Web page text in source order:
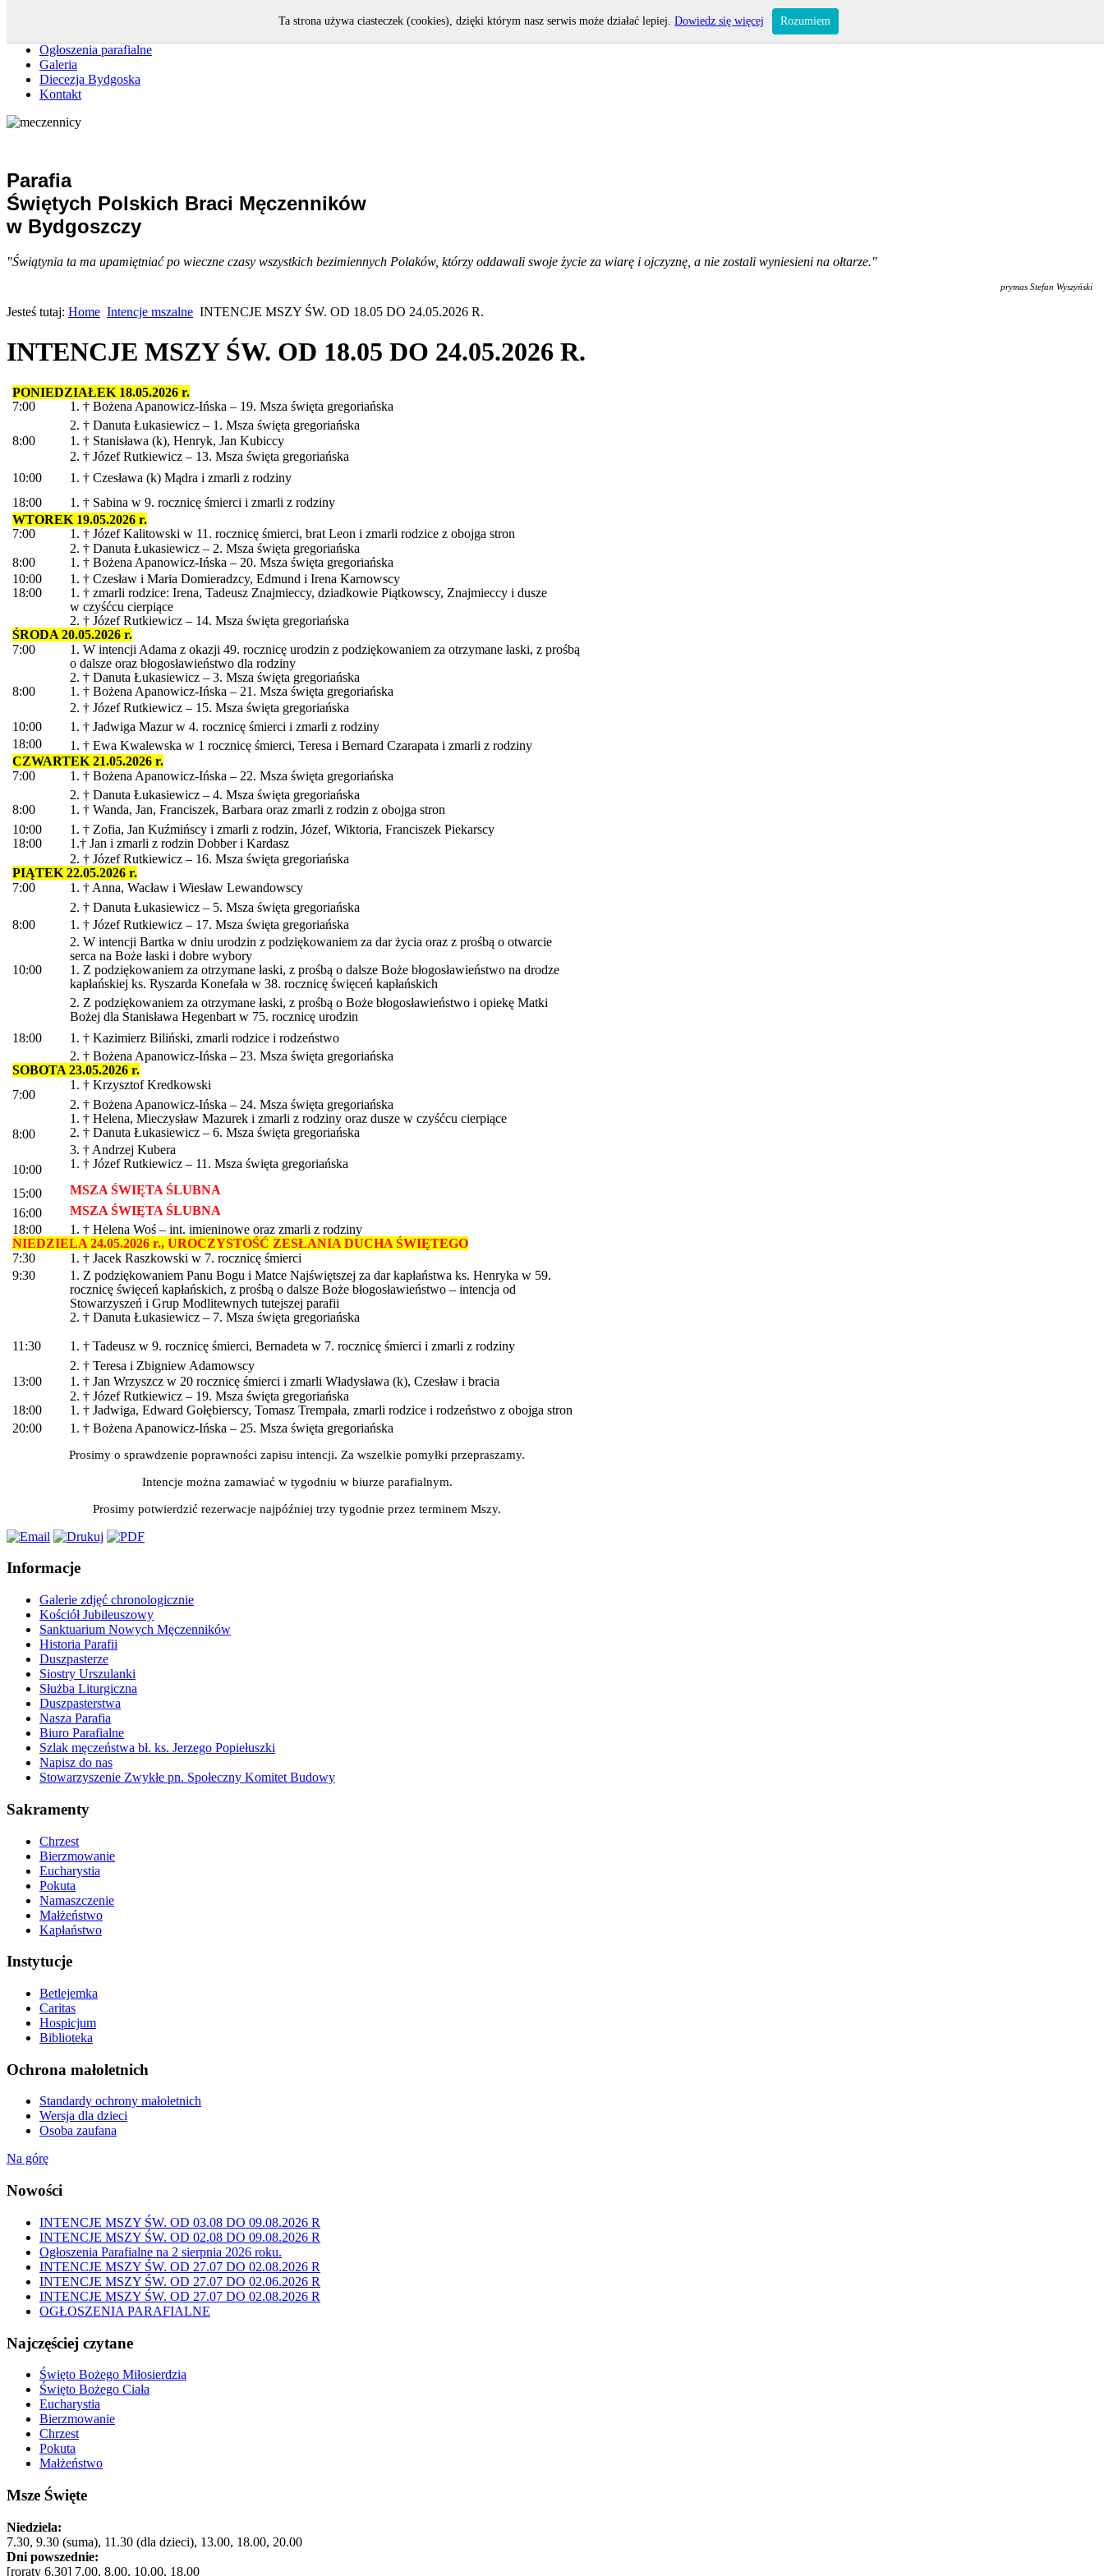
Ogłoszenia parafialne
Galeria
Diecezja Bydgoska
Kontakt
Parafia
Świętych Polskich Braci Męczenników
w Bydgoszczy
"Świątynia ta ma upamiętniać po wieczne czasy wszystkich bezimiennych Polaków, którzy oddawali swoje życie za wiarę i ojczyznę, a nie zostali wyniesieni na ołtarze."
prymas Stefan Wyszyński
Jesteś tutaj: Home Intencje mszalne INTENCJE MSZY ŚW. OD 18.05 DO 24.05.2026 R.
INTENCJE MSZY ŚW. OD 18.05 DO 24.05.2026 R.
PONIEDZIAŁEK 18.05.2026 r.
7:00
1. † Bożena Apanowicz-Ińska – 19. Msza święta gregoriańska
2. † Danuta Łukasiewicz – 1. Msza święta gregoriańska
8:00
1. † Stanisława (k), Henryk, Jan Kubiccy
2. † Józef Rutkiewicz – 13. Msza święta gregoriańska
10:00
1. † Czesława (k) Mądra i zmarli z rodziny
18:00
1. † Sabina w 9. rocznicę śmierci i zmarli z rodziny
WTOREK 19.05.2026 r.
7:00
1. † Józef Kalitowski w 11. rocznicę śmierci, brat Leon i zmarli rodzice z obojga stron
2. † Danuta Łukasiewicz – 2. Msza święta gregoriańska
8:00
1. † Bożena Apanowicz-Ińska – 20. Msza święta gregoriańska
10:00
1. † Czesław i Maria Domieradzcy, Edmund i Irena Karnowscy
18:00
1. † zmarli rodzice: Irena, Tadeusz Znajmieccy, dziadkowie Piątkowscy, Znajmieccy i dusze
w czyśćcu cierpiące
2. † Józef Rutkiewicz – 14. Msza święta gregoriańska
ŚRODA 20.05.2026 r.
7:00
1. W intencji Adama z okazji 49. rocznicę urodzin z podziękowaniem za otrzymane łaski, z prośbą
o dalsze oraz błogosławieństwo dla rodziny
2. † Danuta Łukasiewicz – 3. Msza święta gregoriańska
8:00
1. † Bożena Apanowicz-Ińska – 21. Msza święta gregoriańska
2. † Józef Rutkiewicz – 15. Msza święta gregoriańska
10:00
1. † Jadwiga Mazur w 4. rocznicę śmierci i zmarli z rodziny
18:00
1. † Ewa Kwalewska w 1 rocznicę śmierci, Teresa i Bernard Czarapata i zmarli z rodziny
CZWARTEK 21.05.2026 r.
7:00
1. † Bożena Apanowicz-Ińska – 22. Msza święta gregoriańska
2. † Danuta Łukasiewicz – 4. Msza święta gregoriańska
8:00
1. † Wanda, Jan, Franciszek, Barbara oraz zmarli z rodzin z obojga stron
10:00
1. † Zofia, Jan Kuźmińscy i zmarli z rodzin, Józef, Wiktoria, Franciszek Piekarscy
18:00
1.† Jan i zmarli z rodzin Dobber i Kardasz
2. † Józef Rutkiewicz – 16. Msza święta gregoriańska
PIĄTEK 22.05.2026 r.
7:00
1. † Anna, Wacław i Wiesław Lewandowscy
2. † Danuta Łukasiewicz – 5. Msza święta gregoriańska
8:00
1. † Józef Rutkiewicz – 17. Msza święta gregoriańska
2. W intencji Bartka w dniu urodzin z podziękowaniem za dar życia oraz z prośbą o otwarcie
serca na Boże łaski i dobre wybory
10:00
1. Z podziękowaniem za otrzymane łaski, z prośbą o dalsze Boże błogosławieństwo na drodze
kapłańskiej ks. Ryszarda Konefała w 38. rocznicę święceń kapłańskich
2. Z podziękowaniem za otrzymane łaski, z prośbą o Boże błogosławieństwo i opiekę Matki
Bożej dla Stanisława Hegenbart w 75. rocznicę urodzin
18:00
1. † Kazimierz Biliński, zmarli rodzice i rodzeństwo
2. † Bożena Apanowicz-Ińska – 23. Msza święta gregoriańska
SOBOTA 23.05.2026 r.
7:00
1. † Krzysztof Kredkowski
2. † Bożena Apanowicz-Ińska – 24. Msza święta gregoriańska
8:00
1. † Helena, Mieczysław Mazurek i zmarli z rodziny oraz dusze w czyśćcu cierpiące
2. † Danuta Łukasiewicz – 6. Msza święta gregoriańska
3. † Andrzej Kubera
10:00
1. † Józef Rutkiewicz – 11. Msza święta gregoriańska
15:00
MSZA ŚWIĘTA ŚLUBNA
16:00
MSZA ŚWIĘTA ŚLUBNA
18:00
1. † Helena Woś – int. imieninowe oraz zmarli z rodziny
NIEDZIELA 24.05.2026 r., UROCZYSTOŚĆ ZESŁANIA DUCHA ŚWIĘTEGO
7:30
1. † Jacek Raszkowski w 7. rocznicę śmierci
9:30
1. Z podziękowaniem Panu Bogu i Matce Najświętszej za dar kapłaństwa ks. Henryka w 59.
rocznicę święceń kapłańskich, z prośbą o dalsze Boże błogosławieństwo – intencja od
Stowarzyszeń i Grup Modlitewnych tutejszej parafii
2. † Danuta Łukasiewicz – 7. Msza święta gregoriańska
11:30
1. † Tadeusz w 9. rocznicę śmierci, Bernadeta w 7. rocznicę śmierci i zmarli z rodziny
2. † Teresa i Zbigniew Adamowscy
13:00
1. † Jan Wrzyszcz w 20 rocznicę śmierci i zmarli Władysława (k), Czesław i bracia
2. † Józef Rutkiewicz – 19. Msza święta gregoriańska
18:00
1. † Jadwiga, Edward Gołębierscy, Tomasz Trempała, zmarli rodzice i rodzeństwo z obojga stron
20:00
1. † Bożena Apanowicz-Ińska – 25. Msza święta gregoriańska
Prosimy o sprawdzenie poprawności zapisu intencji. Za wszelkie pomyłki przepraszamy.
Intencje można zamawiać w tygodniu w biurze parafialnym.
Prosimy potwierdzić rezerwacje najpóźniej trzy tygodnie przez terminem Mszy.
Informacje
Galerie zdjęć chronologicznie
Kościół Jubileuszowy
Sanktuarium Nowych Męczenników
Historia Parafii
Duszpasterze
Siostry Urszulanki
Służba Liturgiczna
Duszpasterstwa
Nasza Parafia
Biuro Parafialne
Szlak męczeństwa bł. ks. Jerzego Popiełuszki
Napisz do nas
Stowarzyszenie Zwykłe pn. Społeczny Komitet Budowy
Sakramenty
Chrzest
Bierzmowanie
Eucharystia
Pokuta
Namaszczenie
Małżeństwo
Kapłaństwo
Instytucje
Betlejemka
Caritas
Hospicjum
Biblioteka
Ochrona małoletnich
Standardy ochrony małoletnich
Wersja dla dzieci
Osoba zaufana
Na górę
Nowości
INTENCJE MSZY ŚW. OD 03.08 DO 09.08.2026 R
INTENCJE MSZY ŚW. OD 02.08 DO 09.08.2026 R
Ogłoszenia Parafialne na 2 sierpnia 2026 roku.
INTENCJE MSZY ŚW. OD 27.07 DO 02.08.2026 R
INTENCJE MSZY ŚW. OD 27.07 DO 02.06.2026 R
INTENCJE MSZY ŚW. OD 27.07 DO 02.08.2026 R
OGŁOSZENIA PARAFIALNE
Najczęściej czytane
Święto Bożego Miłosierdzia
Święto Bożego Ciała
Eucharystia
Bierzmowanie
Chrzest
Pokuta
Małżeństwo
Msze Święte
Niedziela:
7.30, 9.30 (suma), 11.30 (dla dzieci), 13.00, 18.00, 20.00
Dni powszednie:
[roraty 6.30] 7.00, 8.00, 10.00, 18.00
Ta strona używa ciasteczek (cookies), dzięki którym nasz serwis może działać lepiej. Dowiedz się więcej Rozumiem